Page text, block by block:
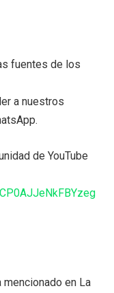
fuentes de los
a nuestros
de YouTube
en La